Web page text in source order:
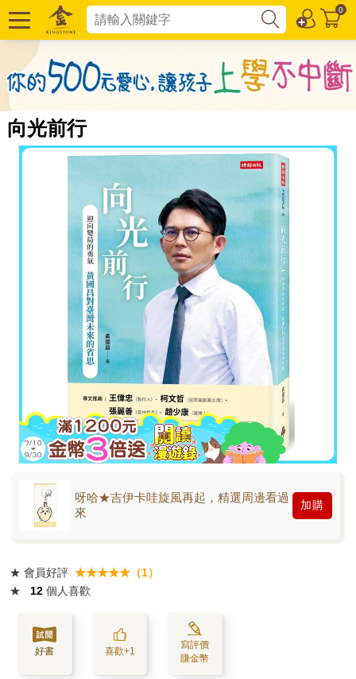
0
向光前行
呀哈★吉伊卡哇旋風再起，精選周邊看過
來
加購
★ 會員好評 ★★★★★（1）
★
12 個人喜歡
好書 喜歡+1
寫評價
賺金幣